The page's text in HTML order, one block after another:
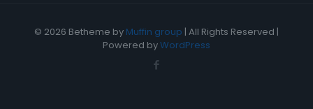
© 2026 Betheme by Muffin group | All Rights Reserved |
Powered byWordPress